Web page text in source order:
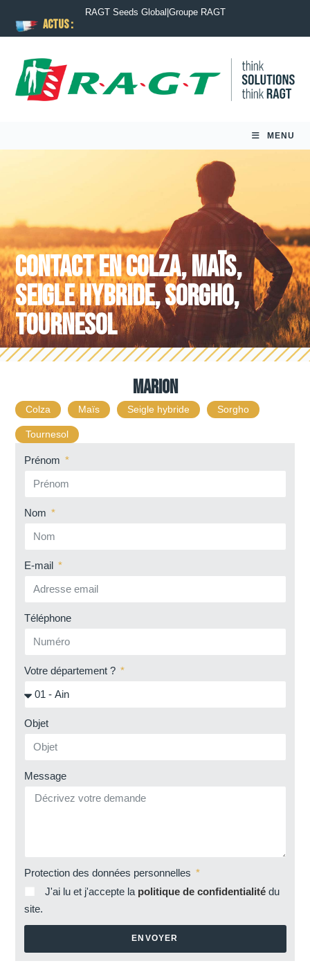
ACTUS :
RAGT Seeds Global Groupe RAGT
MENU
Contact enColza,Maïs,
Seigle hybride,Sorgho,
Tournesol
Marion
Colza Maïs Seigle hybride Sorgho
Tournesol
Prénom
Nom
E-mail
Téléphone
Votre département ?
Objet
Message
Protection des données personnelles
J'ai lu et j'accepte la politique de confidentialitédu
site.
ENVOYER